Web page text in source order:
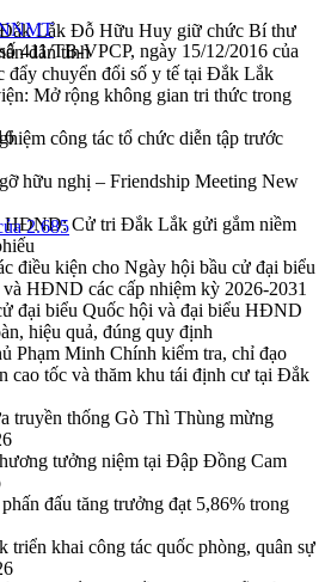
Lắk Đỗ Hữu Huy giữ chức Bí thư
dân tỉnh
đẩy chuyển đổi số y tế tại Đắk Lắk
Mở rộng không gian tri thức trong
công tác tổ chức diễn tập trước
hữu nghị – Friendship Meeting New
HĐND: Cử tri Đắk Lắk gửi gắm niềm
điều kiện cho Ngày hội bầu cử đại biểu
HĐND các cấp nhiệm kỳ 2026-2031
đại biểu Quốc hội và đại biểu HĐND
hiệu quả, đúng quy định
Phạm Minh Chính kiểm tra, chỉ đạo
cao tốc và thăm khu tái định cư tại Đắk
truyền thống Gò Thì Thùng mừng
tưởng niệm tại Đập Đồng Cam
đấu tăng trưởng đạt 5,86% trong
khai công tác quốc phòng, quân sự
411/TB-VPCP, ngày 15/12/2016 của
2.685